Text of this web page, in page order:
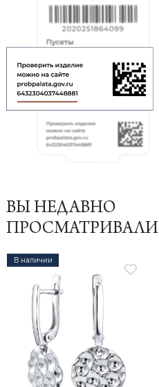
ВЫ НЕДАВНО
ПРОСМАТРИВАЛИ
В наличии